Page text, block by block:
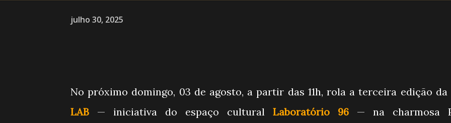
julho 30, 2025
No próximo domingo, 03 de agosto, a partir das 11h, rola a terceira edição da
LAB — iniciativa do espaço cultural Laboratório 96 — na charmosa